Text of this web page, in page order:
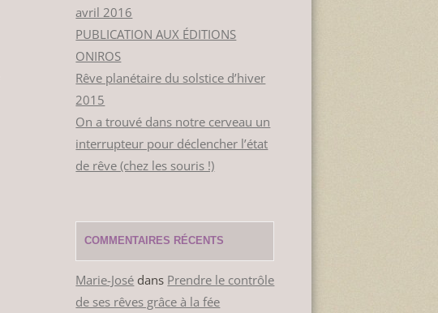
avril 2016
PUBLICATION AUX ÉDITIONS
ONIROS
Rêve planétaire du solstice d’hiver
2015
On a trouvé dans notre cerveau un
interrupteur pour déclencher l’état
de rêve (chez les souris !)
COMMENTAIRES RÉCENTS
Marie-José dans Prendre le contrôle
de ses rêves grâce à la fée